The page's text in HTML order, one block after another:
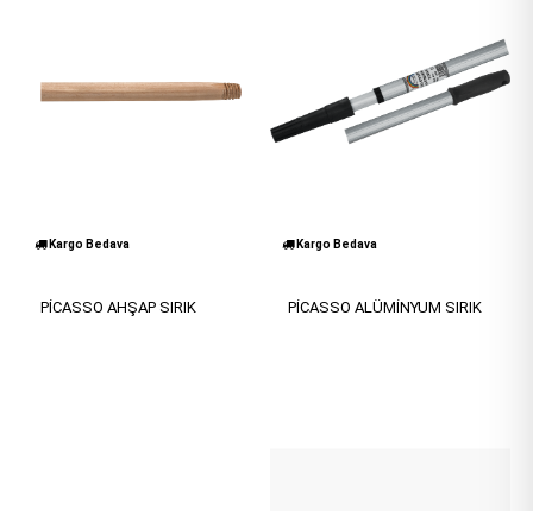
Kargo Bedava
PİCASSO AHŞAP SIRIK
Kargo Bedava
PİCASSO ALÜMİNYUM SIRIK